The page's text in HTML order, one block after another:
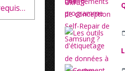
La configuration système requise pour la mise à jour Windows 11